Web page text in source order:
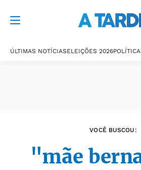
ÚLTIMAS NOTÍCIASELEIÇÕES 2026POLÍTICA
VOCÊ BUSCOU:
"mãe